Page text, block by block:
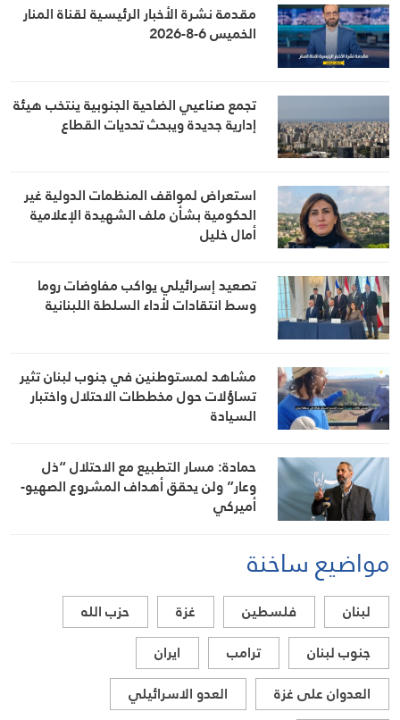
مقدمة نشرة الأخبار الرئيسية لقناة المنار
الخميس 6-8-2026
تجمع صناعيي الضاحية الجنوبية ينتخب هيئة
إدارية جديدة ويبحث تحديات القطاع
استعراض لمواقف المنظمات الدولية غير
الحكومية بشأن ملف الشهيدة الإعلامية
أمال خليل
تصعيد إسرائيلي يواكب مفاوضات روما
وسط انتقادات لأداء السلطة اللبنانية
مشاهد لمستوطنين في جنوب لبنان تثير
تساؤلات حول مخططات الاحتلال واختبار
السيادة
حمادة: مسار التطبيع مع الاحتلال “ذل
وعار” ولن يحقق أهداف المشروع الصهيو-
أميركي
مواضيع ساخنة
لبنان فلسطين غزة
حزب الله
جنوب لبنان
ترامب
ايران
العدوان على غزة
العدو الاسرائيلي